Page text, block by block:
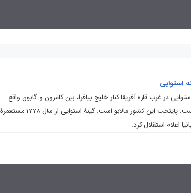
استوایی
در غرب قاره آفریقا کنار خلیج بیافرا، بین کامرون و گابون واقع
است و وسعت آن ۲۸٬۰۵۱ کیلومتر مربع است. پایتخت این کشور مالابو است. گینهٔ استوایی از سال ۱۷۷۸ مستعمرهٔ